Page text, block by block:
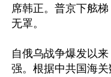
席韩正。普京下舷
无罩。
自俄乌战争爆发以
强。根据中共国海